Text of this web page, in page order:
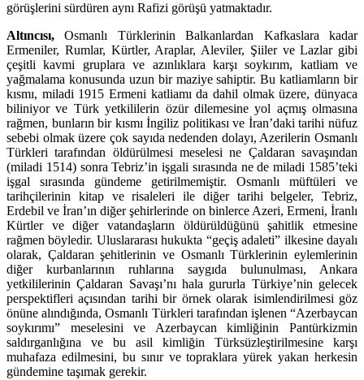
görüşlerini sürdüren aynı Rafizi görüşü yatmaktadır.
Altıncısı, Osmanlı Türklerinin Balkanlardan Kafkaslara kadar
Ermeniler, Rumlar, Kürtler, Araplar, Aleviler, Şiiler ve Lazlar gibi
çeşitli kavmi gruplara ve azınlıklara karşı soykırım, katliam ve
yağmalama konusunda uzun bir maziye sahiptir. Bu katliamların bir
kısmı, miladi 1915 Ermeni katliamı da dahil olmak üzere, dünyaca
biliniyor ve Türk yetkililerin özür dilemesine yol açmış olmasına
rağmen, bunların bir kısmı İngiliz politikası ve İran’daki tarihi nüfuz
sebebi olmak üzere çok sayıda nedenden dolayı, Azerilerin Osmanlı
Türkleri tarafından öldürülmesi meselesi ne Çaldaran savaşından
(miladi 1514) sonra Tebriz’in işgali sırasında ne de miladi 1585’teki
işgal sırasında gündeme getirilmemiştir. Osmanlı müftüleri ve
tarihçilerinin kitap ve risaleleri ile diğer tarihi belgeler, Tebriz,
Erdebil ve İran’ın diğer şehirlerinde on binlerce Azeri, Ermeni, İranlı
Kürtler ve diğer vatandaşların öldürüldüğünü şahitlik etmesine
rağmen böyledir. Uluslararası hukukta “geçiş adaleti” ilkesine dayalı
olarak, Çaldaran şehitlerinin ve Osmanlı Türklerinin eylemlerinin
diğer kurbanlarının ruhlarına saygıda bulunulması, Ankara
yetkililerinin Çaldaran Savaşı’nı hala gururla Türkiye’nin gelecek
perspektifleri açısından tarihi bir örnek olarak isimlendirilmesi göz
önüne alındığında, Osmanlı Türkleri tarafından işlenen “Azerbaycan
soykırımı” meselesini ve Azerbaycan kimliğinin Pantürkizmin
saldırganlığına ve bu asil kimliğin Türksüzleştirilmesine karşı
muhafaza edilmesini, bu sınır ve topraklara yürek yakan herkesin
gündemine taşımak gerekir.